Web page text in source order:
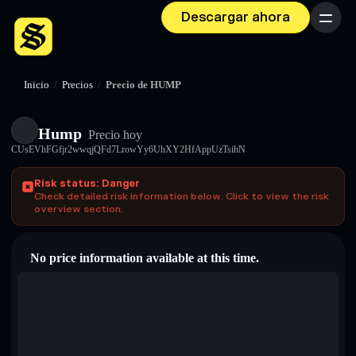
Descargar ahora Menú
Inicio / Precios / Precio de HUMP
Hump Precio hoy
CUsEVhFGfjr2wwqjQFd7LrowYy6UhXY2HfAppUzTsihN
Risk status: Danger
Check detailed risk information below. Click to view the risk
overview section.
No price information available at this time.